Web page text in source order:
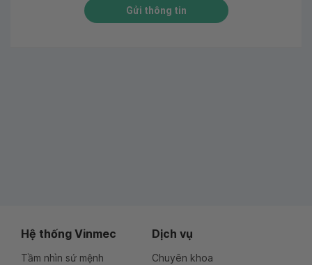
Gửi thông tin
Hệ thống Vinmec
Tầm nhìn sứ mệnh
Dịch vụ
Chuyên khoa